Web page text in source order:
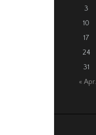
3
10
17
24
31
« Apr.